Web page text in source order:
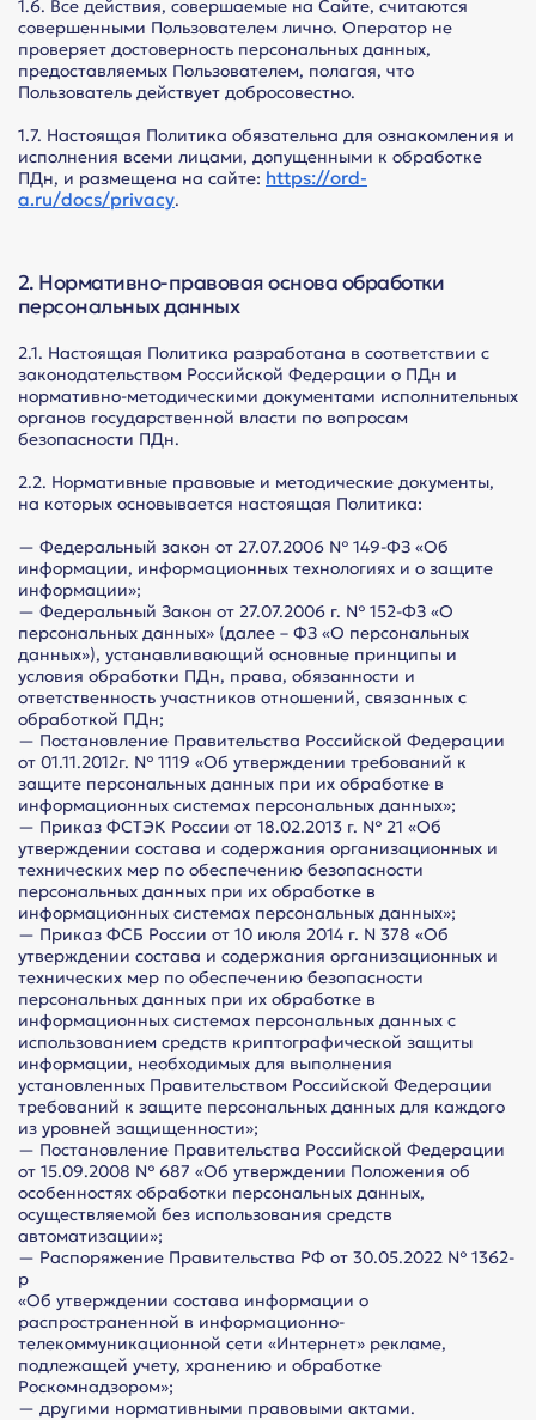
1.6. Все действия, совершаемые на Сайте, считаются
совершенными Пользователем лично. Оператор не
проверяет достоверность персональных данных,
предоставляемых Пользователем, полагая, что
Пользователь действует добросовестно.
1.7. Настоящая Политика обязательна для ознакомления и
исполнения всеми лицами, допущенными к обработке
ПДн, и размещена на сайте: https://ord-
a.ru/docs/privacy.
2. Нормативно-правовая основа обработки
персональных данных
2.1. Настоящая Политика разработана в соответствии с
законодательством Российской Федерации о ПДн и
нормативно-методическими документами исполнительных
органов государственной власти по вопросам
безопасности ПДн.
2.2. Нормативные правовые и методические документы,
на которых основывается настоящая Политика:
— Федеральный закон от 27.07.2006 № 149-ФЗ «Об
информации, информационных технологиях и о защите
информации»;
— Федеральный Закон от 27.07.2006 г. № 152-ФЗ «О
персональных данных» (далее – ФЗ «О персональных
данных»), устанавливающий основные принципы и
условия обработки ПДн, права, обязанности и
ответственность участников отношений, связанных с
обработкой ПДн;
— Постановление Правительства Российской Федерации
от 01.11.2012г. № 1119 «Об утверждении требований к
защите персональных данных при их обработке в
информационных системах персональных данных»;
— Приказ ФСТЭК России от 18.02.2013 г. № 21 «Об
утверждении состава и содержания организационных и
технических мер по обеспечению безопасности
персональных данных при их обработке в
информационных системах персональных данных»;
— Приказ ФСБ России от 10 июля 2014 г. N 378 «Об
утверждении состава и содержания организационных и
технических мер по обеспечению безопасности
персональных данных при их обработке в
информационных системах персональных данных с
использованием средств криптографической защиты
информации, необходимых для выполнения
установленных Правительством Российской Федерации
требований к защите персональных данных для каждого
из уровней защищенности»;
— Постановление Правительства Российской Федерации
от 15.09.2008 № 687 «Об утверждении Положения об
особенностях обработки персональных данных,
осуществляемой без использования средств
автоматизации»;
— Распоряжение Правительства РФ от 30.05.2022 № 1362-
р
«Об утверждении состава информации о
распространенной в информационно-
телекоммуникационной сети «Интернет» рекламе,
подлежащей учету, хранению и обработке
Роскомнадзором»;
— другими нормативными правовыми актами.